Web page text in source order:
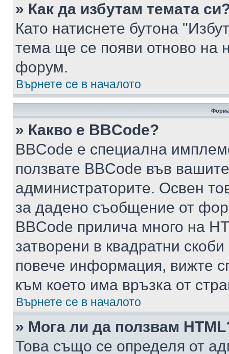
» Как да избутам темата
Като натиснете бутона
тема ще се появи отново на
форум.
Върнете се в началото
» Какво е BBCode?
BBCode е специална
ползвате BBCode във
администраторите. Освен
за дадено съобщение от
BBCode прилича много на
затворени в квадратни
повече информация, вижте
към което има връзка от
Върнете се в началото
» Мога ли да ползвам
Това също се определя от